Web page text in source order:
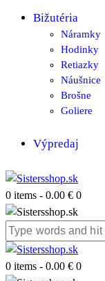
Bižutéria
Náramky
Hodinky
Retiazky
Náušnice
Brošne
Goliere
Výpredaj
0 items - 0.00 € 0
0 items - 0.00 € 0